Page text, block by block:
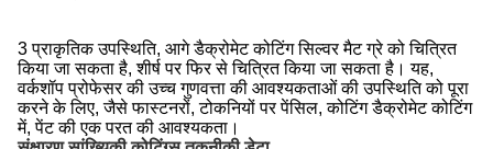
3 प्राकृतिक उपस्थिति, आगे डैक्रोमेट कोटिंग सिल्वर मैट ग्रे को चित्रित
किया जा सकता है, शीर्ष पर फिर से चित्रित किया जा सकता है।यह,
वर्कशॉप प्रोफेसर की उच्च गुणवत्ता की आवश्यकताओं की उपस्थिति को पूरा
करने के लिए, जैसे फास्टनरों, टोकनियों पर पेंसिल, कोटिंग डैक्रोमेट कोटिंग
में, पेंट की एक परत की आवश्यकता।